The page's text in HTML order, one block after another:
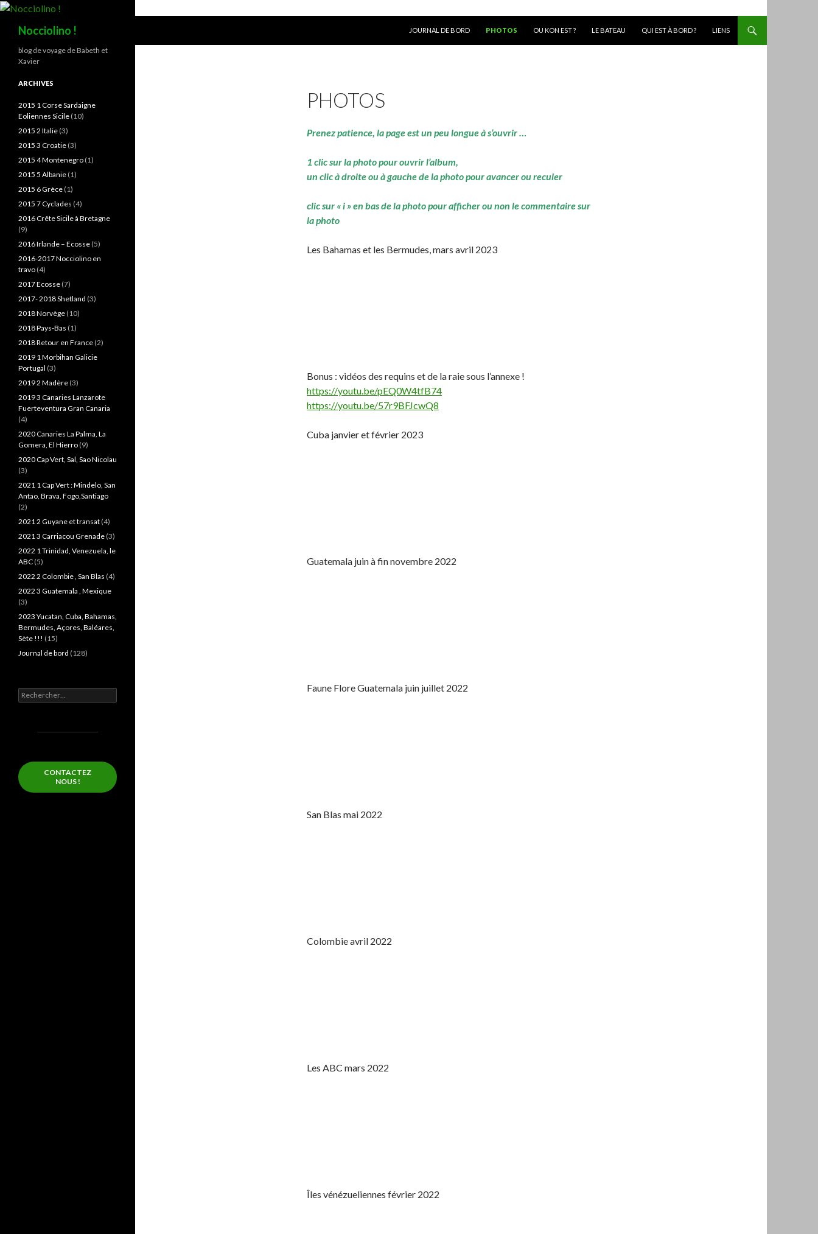
Nocciolino !
JOURNAL DE BORD
PHOTOS OU KON EST ? LE BATEAU QUI EST À BORD ? LIENS
PHOTOS
Prenez patience, la page est un peu longue à s’ouvrir …
1 clic sur la photo pour ouvrir l’album,
un clic à droite ou à gauche de la photo pour avancer ou reculer
clic sur « i » en bas de la photo pour afficher ou non le commentaire sur
la photo
Les Bahamas et les Bermudes, mars avril 2023
Bonus : vidéos des requins et de la raie sous l’annexe !
https://youtu.be/pEQ0W4tfB74
https://youtu.be/57r9BFJcwQ8
Cuba janvier et février 2023
Guatemala juin à fin novembre 2022
Faune Flore Guatemala juin juillet 2022
San Blas mai 2022
Colombie avril 2022
Les ABC mars 2022
Îles vénézueliennes février 2022
blog de voyage de Babeth et
Xavier
ARCHIVES
2015 1 Corse Sardaigne
Eoliennes Sicile (10)
2015 2 Italie (3)
2015 3 Croatie (3)
2015 4 Montenegro (1)
2015 5 Albanie (1)
2015 6 Grèce (1)
2015 7 Cyclades (4)
2016 Crête Sicile à Bretagne
(9)
2016 Irlande – Ecosse (5)
2016-2017 Nocciolino en
travo (4)
2017 Ecosse (7)
2017- 2018 Shetland (3)
2018 Norvège (10)
2018 Pays-Bas (1)
2018 Retour en France (2)
2019 1 Morbihan Galicie
Portugal (3)
2019 2 Madère (3)
2019 3 Canaries Lanzarote
Fuerteventura Gran Canaria
(4)
2020 Canaries La Palma, La
Gomera, El Hierro (9)
2020 Cap Vert, Sal, Sao Nicolau
(3)
2021 1 Cap Vert : Mindelo, San
Antao, Brava, Fogo,Santiago
(2)
2021 2 Guyane et transat (4)
2021 3 Carriacou Grenade (3)
2022 1 Trinidad, Venezuela, le
ABC (5)
2022 2 Colombie , San Blas (4)
2022 3 Guatemala , Mexique
(3)
2023 Yucatan, Cuba, Bahamas,
Bermudes, Açores, Baléares,
Sète !!! (15)
Journal de bord (128)
Rechercher :
CONTACTEZ
NOUS !